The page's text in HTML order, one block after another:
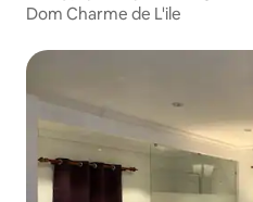
Dom Charme de L'ile